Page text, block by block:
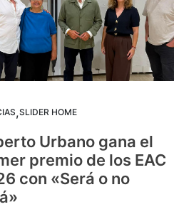
,SLIDER HOME
Urbano gana el
premio de los EAC
con «Será o no